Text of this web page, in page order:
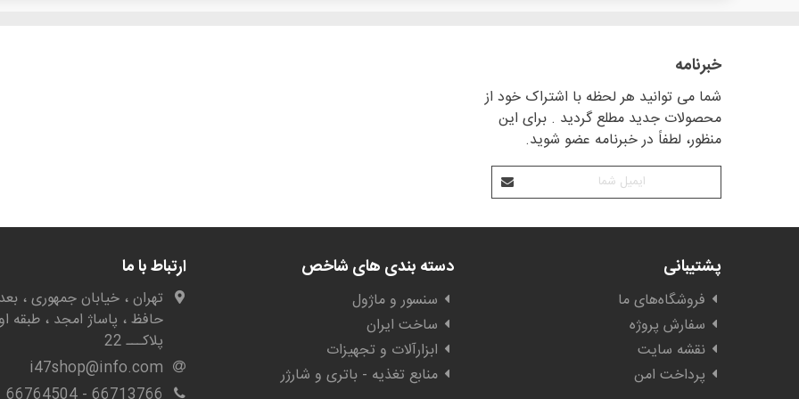
خبرنامه
شما می توانید هر لحظه با اشتراک خود از
محصولات جدید مطلع گردید . برای این
منظور، لطفاً در خبرنامه عضو شوید.
پشتیبانی
فروشگاه‌های ما
سفارش پروژه
نقشه سایت
پرداخت امن
دسته بندی های شاخص
سنسور و ماژول
ساخت ایران
ابزارآلات و تجهیزات
منابع تغذیه - باتری و شارژر
ارتباط با ما
تهران ، خیابان جمهوری ،
حافظ ، پاساژ امجد ، طبقه
پلاکـــ 22
i47shop@info.com